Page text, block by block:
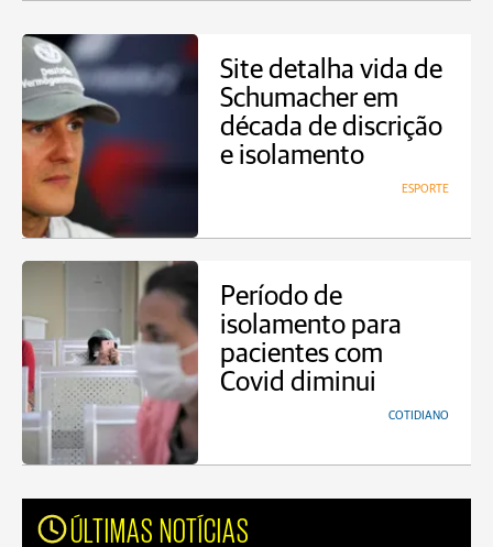
Site detalha vida de
Schumacher em
década de discrição
e isolamento
ESPORTE
Período de
isolamento para
pacientes com
Covid diminui
COTIDIANO
ÚLTIMAS NOTÍCIAS